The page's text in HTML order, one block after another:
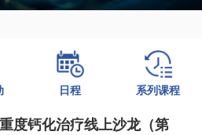
日程 系列课程
度钙化治疗线上沙龙（第